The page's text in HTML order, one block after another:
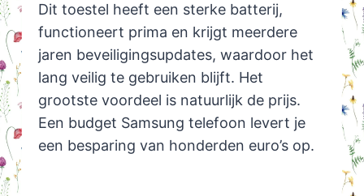
Dit toestel heeft een sterke batterij,
functioneert prima en krijgt meerdere
jaren beveiligingsupdates, waardoor het
lang veilig te gebruiken blijft. Het
grootste voordeel is natuurlijk de prijs.
Een budget Samsung telefoon levert je
een besparing van honderden euro’s op.